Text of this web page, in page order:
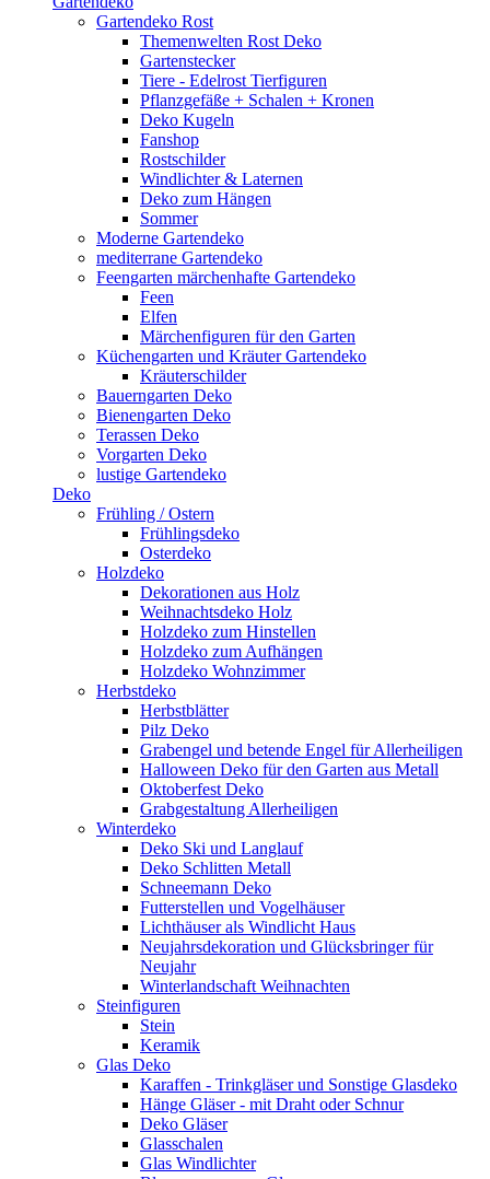
Gartendeko Rost
Themenwelten Rost Deko
Gartenstecker
Tiere - Edelrost Tierfiguren
Pflanzgefäße + Schalen + Kronen
Deko Kugeln
Fanshop
Rostschilder
Windlichter & Laternen
Deko zum Hängen
Sommer
Moderne Gartendeko
mediterrane Gartendeko
Feengarten märchenhafte Gartendeko
Feen
Elfen
Märchenfiguren für den Garten
Küchengarten und Kräuter Gartendeko
Kräuterschilder
Bauerngarten Deko
Bienengarten Deko
Terassen Deko
Vorgarten Deko
lustige Gartendeko
Deko
Frühling / Ostern
Frühlingsdeko
Osterdeko
Holzdeko
Dekorationen aus Holz
Weihnachtsdeko Holz
Holzdeko zum Hinstellen
Holzdeko zum Aufhängen
Holzdeko Wohnzimmer
Herbstdeko
Herbstblätter
Pilz Deko
Grabengel und betende Engel für Allerheiligen
Halloween Deko für den Garten aus Metall
Oktoberfest Deko
Grabgestaltung Allerheiligen
Winterdeko
Deko Ski und Langlauf
Deko Schlitten Metall
Schneemann Deko
Futterstellen und Vogelhäuser
Lichthäuser als Windlicht Haus
Neujahrsdekoration und Glücksbringer für
Neujahr
Winterlandschaft Weihnachten
Steinfiguren
Stein
Keramik
Glas Deko
Karaffen - Trinkgläser und Sonstige Glasdeko
Hänge Gläser - mit Draht oder Schnur
Deko Gläser
Glasschalen
Glas Windlichter